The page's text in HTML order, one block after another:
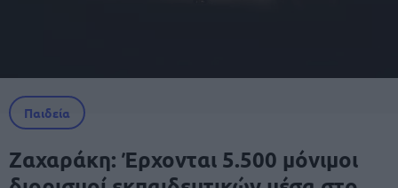
Παιδεία
Ζαχαράκη: Έρχονται 5.500 μόνιμοι